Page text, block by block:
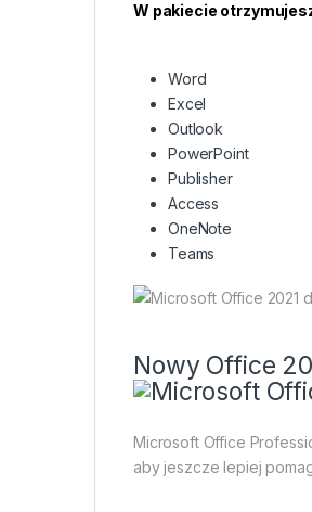
W pakiecie
Word
Excel
Outlook
PowerPoint
Publisher
Access
OneNote
Teams
Nowy Office
Microsoft Office
aby jeszcze lepiej